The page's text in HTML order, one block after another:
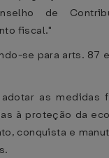
de
fiscal."
se para arts. 87
as medidas
à proteção da
conquista e